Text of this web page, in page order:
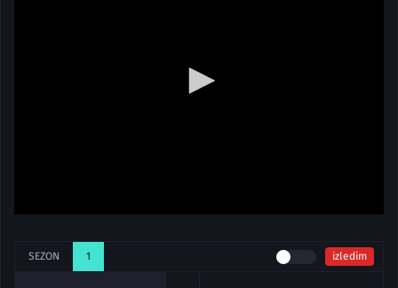
SEZON 1 izledim